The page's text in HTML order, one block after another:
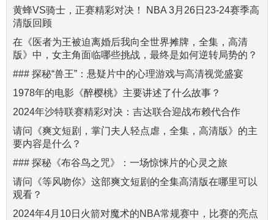
黄蜂VS骑士，正赛精彩对决！ NBA 3月26日23-24赛季高
清版回顾
在《医者为王被迫离婚后我向全世界摊牌，全集，高清
版》中，女主角面临哪些挑战，最终是如何逆转局势的？
### 探秘“兽王”：悬疑片中的心理游戏与高清视觉盛宴
1978年的电影《醉樱桃》主要讲述了什么故事？
2024年沙特联赛精彩对决：吉达联合迎战布赖代合作
请问《爽文短剧，掌门夫人轻点虐，全集，高清版》的主
要内容是什么？
### 探秘《布谷鸟之咒》：一场惊悚片的心灵之旅
请问《等风吻你》这部爽文短剧的全集高清版在哪里可以
观看？
2024年4月10日火箭对魔术的NBA常规赛中，比赛的亮点